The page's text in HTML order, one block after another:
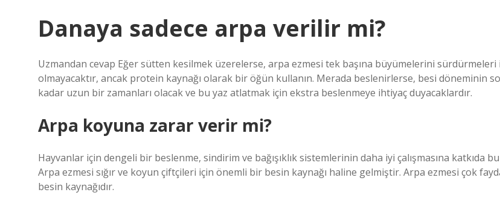
Danaya sadece arpa verilir mi?
Uzmandan cevap Eğer sütten kesilmek üzerelerse, arpa ezmesi tek başına büyümelerini sürdürmeleri
olmayacaktır, ancak protein kaynağı olarak bir öğün kullanın. Merada beslenirlerse, besi döneminin
kadar uzun bir zamanları olacak ve bu yaz atlatmak için ekstra beslenmeye ihtiyaç duyacaklardır.
Arpa koyuna zarar verir mi?
Hayvanlar için dengeli bir beslenme, sindirim ve bağışıklık sistemlerinin daha iyi çalışmasına katkıda
Arpa ezmesi sığır ve koyun çiftçileri için önemli bir besin kaynağı haline gelmiştir. Arpa ezmesi çok
besin kaynağıdır.